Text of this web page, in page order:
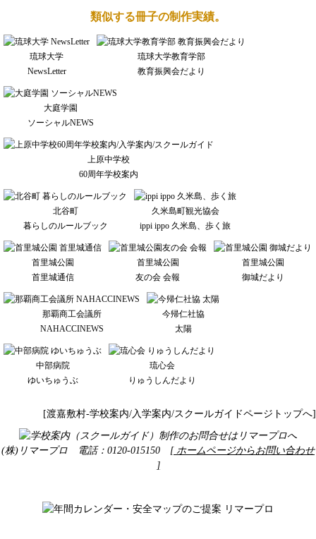
類似する冊子の制作実績。
琉球大学
NewsLetter
琉球大学教育学部
教育振興会だより
大庭学園
ソーシャルNEWS
上原中学校
60周年学校案内
北谷町
暮らしのルールブック
久米島町観光協会
ippi ippo 久米島、歩く旅
首里城公園
首里城通信
首里城公園
友の会 会報
首里城公園
御城だより
那覇商工会議所
NAHACCINEWS
今帰仁社協
太陽
中部病院
ゆいちゅうぶ
琉心会
りゅうしんだより
[渡嘉敷村-学校案内/入学案内/スクールガイドページトップへ]
(株)リマープロ 電話：0120-015150 [ ホームページからお問い合わせ
]